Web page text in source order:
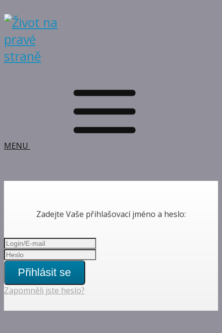
MENU
Zadejte Vaše přihlašovací jméno a heslo:
Přihlásit se
Zapomněli jste heslo?